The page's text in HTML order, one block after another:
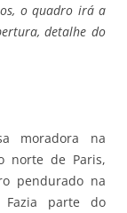
o quadro irá a
detalhe do
moradora na
norte de Paris,
pendurado na
parte do